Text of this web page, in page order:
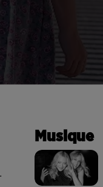
.
Musique